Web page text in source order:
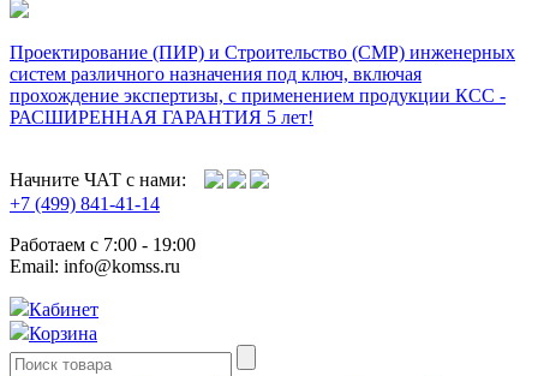
Проектирование (ПИР) и Cтроительство (СМР) инженерных
систем различного назначения под ключ, включая
прохождение экспертизы, с применением продукции КСС -
РАСШИРЕННАЯ ГАРАНТИЯ 5 лет!
Начните ЧАТ с нами:
+7 (499) 841-41-14
Работаем с 7:00 - 19:00
Email: info@komss.ru
Кабинет
Корзина